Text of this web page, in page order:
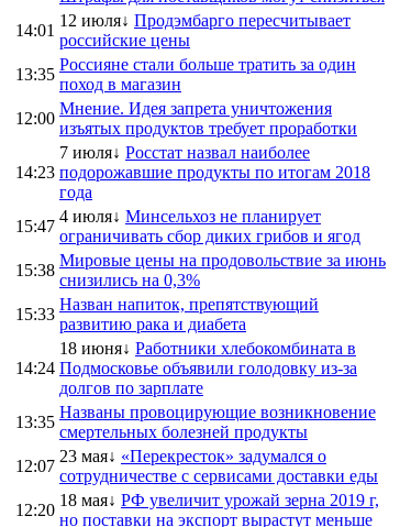
14:01
12 июля↓ Продэмбарго пересчитывает
российские цены
13:35
Россияне стали больше тратить за один
поход в магазин
12:00
Мнение. Идея запрета уничтожения
изъятых продуктов требует проработки
14:23
7 июля↓ Росстат назвал наиболее
подорожавшие продукты по итогам 2018
года
15:47
4 июля↓ Минсельхоз не планирует
ограничивать сбор диких грибов и ягод
15:38
Мировые цены на продовольствие за июнь
снизились на 0,3%
15:33
Назван напиток, препятствующий
развитию рака и диабета
14:24
18 июня↓ Работники хлебокомбината в
Подмосковье объявили голодовку из-за
долгов по зарплате
13:35
Названы провоцирующие возникновение
смертельных болезней продукты
12:07
23 мая↓ «Перекресток» задумался о
сотрудничестве с сервисами доставки еды
12:20
18 мая↓ РФ увеличит урожай зерна 2019 г,
но поставки на экспорт вырастут меньше